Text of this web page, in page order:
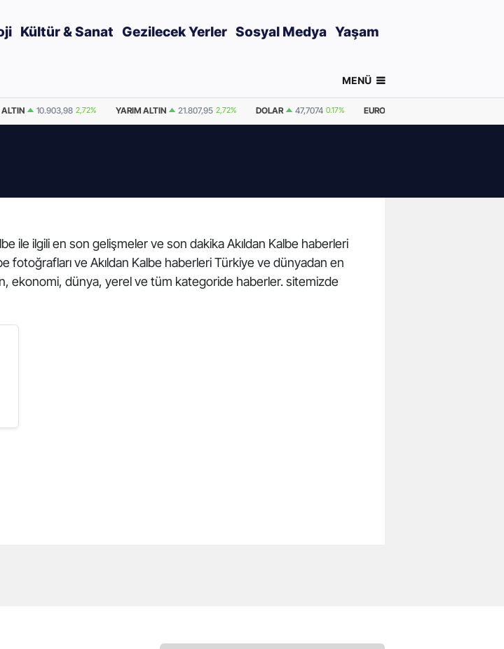
Kültür & Sanat Gezilecek Yerler Sosyal Medya Yaşam
MENÜ
ALTIN 10.903,98 2,72% YARIM ALTIN 21.807,95 2,72% DOLAR 47,7074 0.17% EURO
ile ilgili en son gelişmeler ve son dakika Akıldan Kalbe haberleri
fotoğrafları ve Akıldan Kalbe haberleri Türkiye ve dünyadan en
ekonomi, dünya, yerel ve tüm kategoride haberler. sitemizde